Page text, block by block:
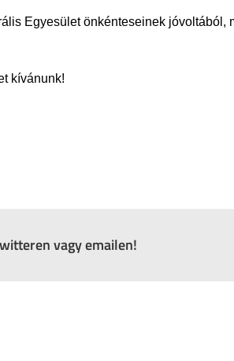
Egyesület önkénteseinek jóvoltából,
kívánunk!
vagy emailen!